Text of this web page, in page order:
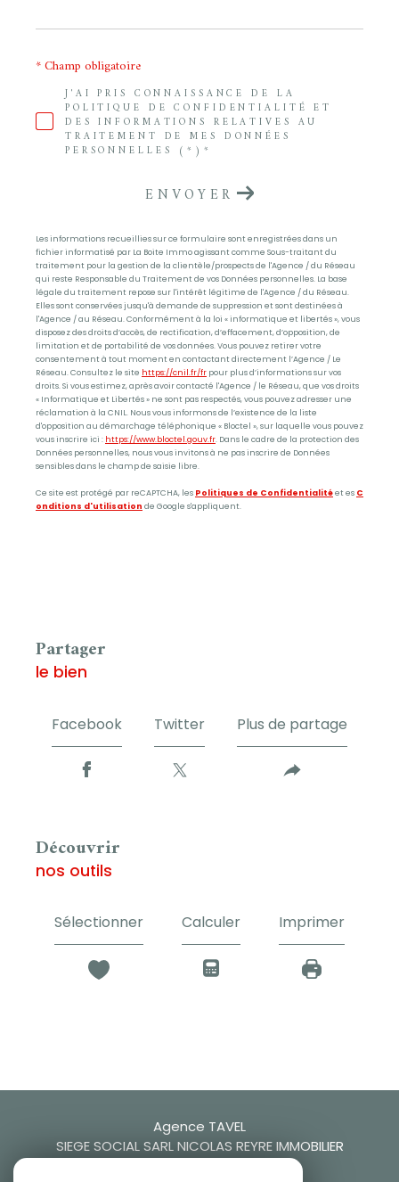
J'AI PRIS CONNAISSANCE DE LA
POLITIQUE DE CONFIDENTIALITÉ ET
DES INFORMATIONS RELATIVES AU
TRAITEMENT DE MES DONNÉES
PERSONNELLES (*)*
* Champ obligatoire
ENVOYER
Les informations recueillies sur ce formulaire sont enregistrées dans un
fichier informatisé par La Boite Immo agissant comme Sous-traitant du
traitement pour la gestion de la clientèle/prospects de l'Agence / du Réseau
qui reste Responsable du Traitement de vos Données personnelles. La base
légale du traitement repose sur l'intérêt légitime de l'Agence / du Réseau.
Elles sont conservées jusqu'à demande de suppression et sont destinées à
l'Agence / au Réseau. Conformément à la loi « informatique et libertés », vous
disposez des droits d’accès, de rectification, d’effacement, d’opposition, de
limitation et de portabilité de vos données. Vous pouvez retirer votre
consentement à tout moment en contactant directement l’Agence / Le
Réseau. Consultez le site https://cnil.fr/fr pour plus d’informations sur vos
droits. Si vous estimez, après avoir contacté l'Agence / le Réseau, que vos droits
« Informatique et Libertés » ne sont pas respectés, vous pouvez adresser une
réclamation à la CNIL. Nous vous informons de l’existence de la liste
d'opposition au démarchage téléphonique « Bloctel », sur laquelle vous pouvez
vous inscrire ici : https://www.bloctel.gouv.fr. Dans le cadre de la protection des
Données personnelles, nous vous invitons à ne pas inscrire de Données
sensibles dans le champ de saisie libre.
Ce site est protégé par reCAPTCHA, les Politiques de Confidentialitéet es C
onditions d'utilisation de Google s'appliquent.
partager
le bien
Facebook Twitter Plus de partage
découvrir
nos outils
Sélectionner Calculer Imprimer
Agence TAVEL
SIEGE SOCIAL SARL NICOLAS REYRE IMMOBILIER